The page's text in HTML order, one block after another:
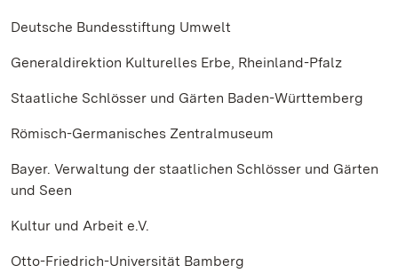
Deutsche Bundesstiftung Umwelt
Generaldirektion Kulturelles Erbe, Rheinland-Pfalz
Staatliche Schlösser und Gärten Baden-Württemberg
Römisch-Germanisches Zentralmuseum
Bayer. Verwaltung der staatlichen Schlösser und Gärten
und Seen
Kultur und Arbeit e.V.
Otto-Friedrich-Universität Bamberg